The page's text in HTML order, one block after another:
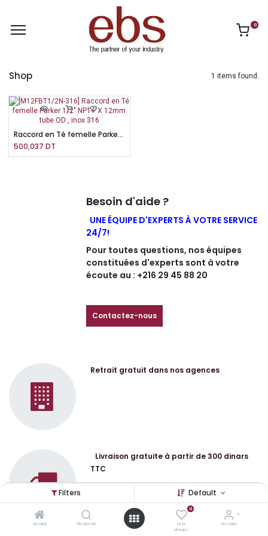
Filters Default
Accueil Recherche
0
Liste
d'envies
Account
0
Shop 1 items found.
Raccord en Té femelle Parker 1/2" NPT-F X 12mm tube OD , inox 316
500,037 DT
Besoin d'aide ?
UNE ÉQUIPE D'EXPERTS À VOTRE SERVICE
24/7!
Pour toutes questions, nos équipes
constituées d'experts sont à votre
écoute au : +216 29 45 88 20
Contactez-nous
Retrait gratuit dans nos agences
Livraison gratuite à partir de 300 dinars
TTC